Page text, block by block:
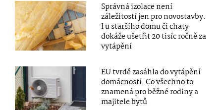
Správná izolace není
záležitostí jen pro novostavby.
I u staršího domu či chaty
dokáže ušetřit 20 tisíc ročně za
vytápění
EU tvrdě zasáhla do vytápění
domácností. Co všechno to
znamená pro běžné rodiny a
majitele bytů